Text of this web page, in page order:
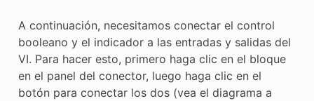
A continuación, necesitamos conectar el control
booleano y el indicador a las entradas y salidas del
VI. Para hacer esto, primero haga clic en el bloque
en el panel del conector, luego haga clic en el
botón para conectar los dos (vea el diagrama a